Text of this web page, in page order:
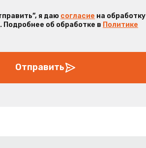
я даю согласие на обработку
об обработке в Политике
Отправить